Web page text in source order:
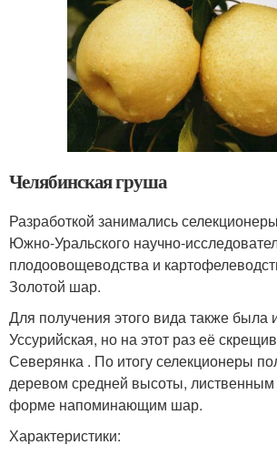
Челябинская груша
Разработкой занимались
Южно-Уральского научно-
плодоовощеводства и
Золотой шар.
Для получения этого вида также была
Уссурийская, но на этот раз её
Северянка . По итогу селекционеры
деревом средней высоты,
форме напоминающим шар.
Характеристики: